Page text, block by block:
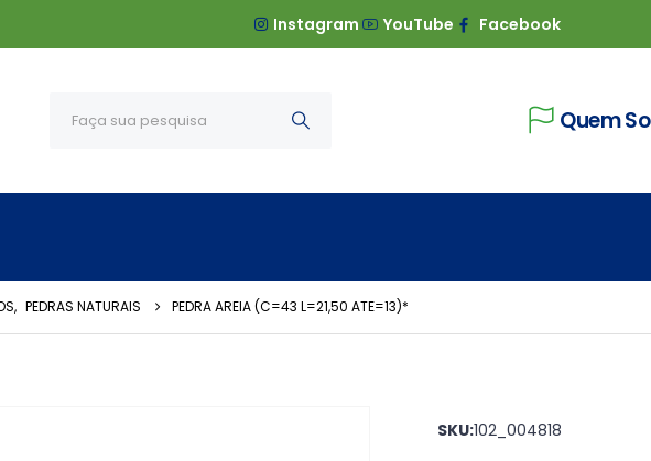
Instagram YouTube Facebook
Quem
, PEDRAS NATURAIS PEDRA AREIA (C=43 L=21,50 ATE=13)*
SKU:102_004818